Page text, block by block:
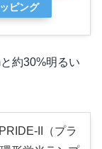
ピング
と約30%明るい
II（プラ